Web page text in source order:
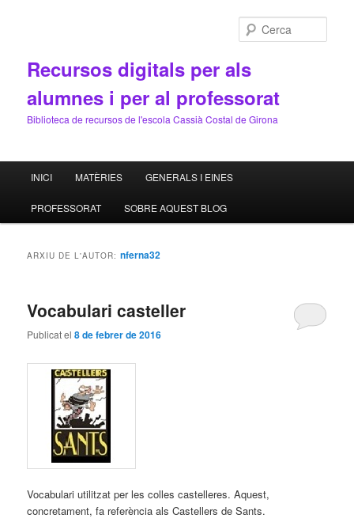
Recursos digitals per als
alumnes i per al professorat
Biblioteca de recursos de l'escola Cassià Costal de Girona
principal
Aneu
al
Aneu
al
INICI MATÈRIES GENERALS I EINES
PROFESSORAT SOBRE AQUEST BLOG
ARXIU DE L'AUTOR:nferna32
Vocabulari casteller
Publicat el8 de febrer de 2016
Vocabulari utilitzat per les colles castelleres. Aquest,
concretament, fa referència als Castellers de Sants.